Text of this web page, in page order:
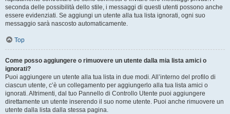
seconda delle possibilità dello stile, i messaggi di questi utenti possono anche
essere evidenziati. Se aggiungi un utente alla tua lista ignorati, ogni suo
messaggio sarà nascosto automaticamente.
Top
Come posso aggiungere o rimuovere un utente dalla mia lista amici o
ignorati?
Puoi aggiungere un utente alla tua lista in due modi. All’interno del profilo di
ciascun utente, c’è un collegamento per aggiungerlo alla tua lista amici o
ignorati. Altrimenti, dal tuo Pannello di Controllo Utente puoi aggiungere
direttamente un utente inserendo il suo nome utente. Puoi anche rimuovere un
utente dalla lista dalla stessa pagina.